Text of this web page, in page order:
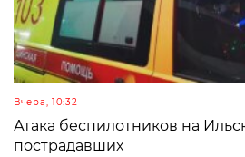
Вчера, 10:32
Атака беспилотников на
пострадавших